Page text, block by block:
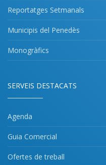
Reportatges Setmanals
Municipis del Penedès
Monogràfics
SERVEIS DESTACATS
Agenda
Guia Comercial
Ofertes de treball